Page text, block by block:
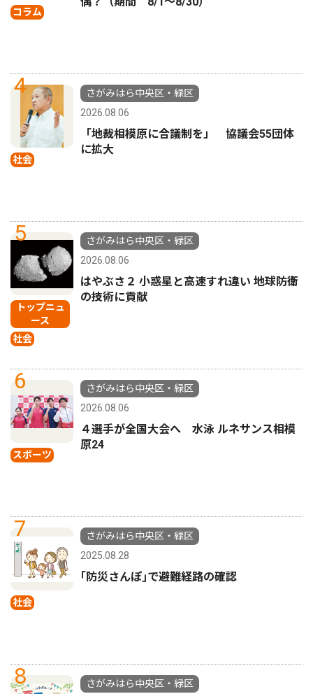
コラム
4
社会
さがみはら中央区・緑区
2026.08.06
「地裁相模原に合議制を」 協議会55団体
に拡大
5
トップニュ
ース
社会
さがみはら中央区・緑区
2026.08.06
はやぶさ２ 小惑星と高速すれ違い 地球防衛
の技術に貢献
6
スポーツ
さがみはら中央区・緑区
2026.08.06
４選手が全国大会へ 水泳 ルネサンス相模
原24
7
社会
さがみはら中央区・緑区
2025.08.28
｢防災さんぽ｣で避難経路の確認
8
さがみはら中央区・緑区